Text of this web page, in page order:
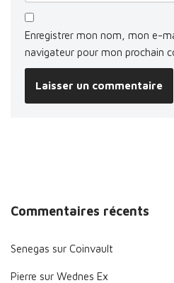
Enregistrer mon nom, mon e-
navigateur pour mon prochain
Commentaires récents
Senegas sur Coinvault
Pierre sur Wednes Ex